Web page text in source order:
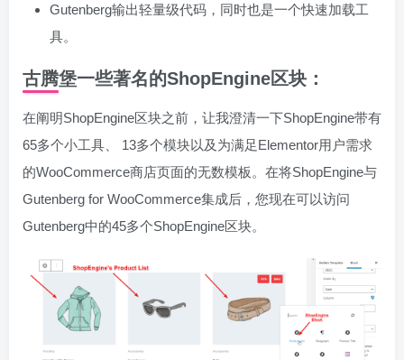
Gutenberg输出轻量级代码，同时也是一个快速加载工
具。
古腾堡一些著名的ShopEngine区块：
在阐明ShopEngine区块之前，让我澄清一下ShopEngine带有
65多个小工具、 13多个模块以及为满足Elementor用户需求
的WooCommerce商店页面的无数模板。在将ShopEngine与
Gutenberg for WooCommerce集成后，您现在可以访问
Gutenberg中的45多个ShopEngine区块。